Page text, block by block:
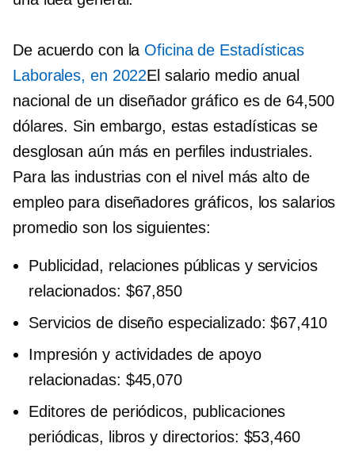
De acuerdo con la Oficina de Estadísticas
Laborales, en 2022El salario medio anual
nacional de un diseñador gráfico es de 64,500
dólares. Sin embargo, estas estadísticas se
desglosan aún más en perfiles industriales.
Para las industrias con el nivel más alto de
empleo para diseñadores gráficos, los salarios
promedio son los siguientes:
Publicidad, relaciones públicas y servicios
relacionados: $67,850
Servicios de diseño especializado: $67,410
Impresión y actividades de apoyo
relacionadas: $45,070
Editores de periódicos, publicaciones
periódicas, libros y directorios: $53,460